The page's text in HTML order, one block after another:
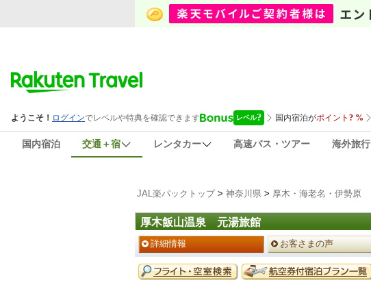
国内宿泊 交通＋宿 レンタカー 高速バス・ツアー 海外旅行
JAL楽パックトップ> 神奈川県 > 厚木・海老名・伊勢原
厚木飯山温泉 元湯旅館
ペ
ー
ジ
メ
ニ
詳細情報 お客さまの声
予
約